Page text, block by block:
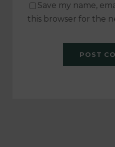
Save my name,
this browser for the